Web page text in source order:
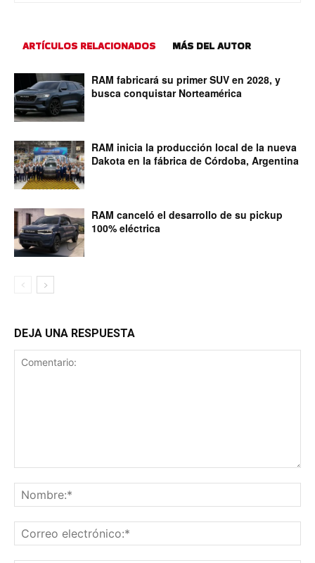
ARTÍCULOS RELACIONADOS MÁS DEL AUTOR
RAM fabricará su primer SUV en 2028, y
busca conquistar Norteamérica
RAM inicia la producción local de la nueva
Dakota en la fábrica de Córdoba, Argentina
RAM canceló el desarrollo de su pickup
100% eléctrica
DEJA UNA RESPUESTA